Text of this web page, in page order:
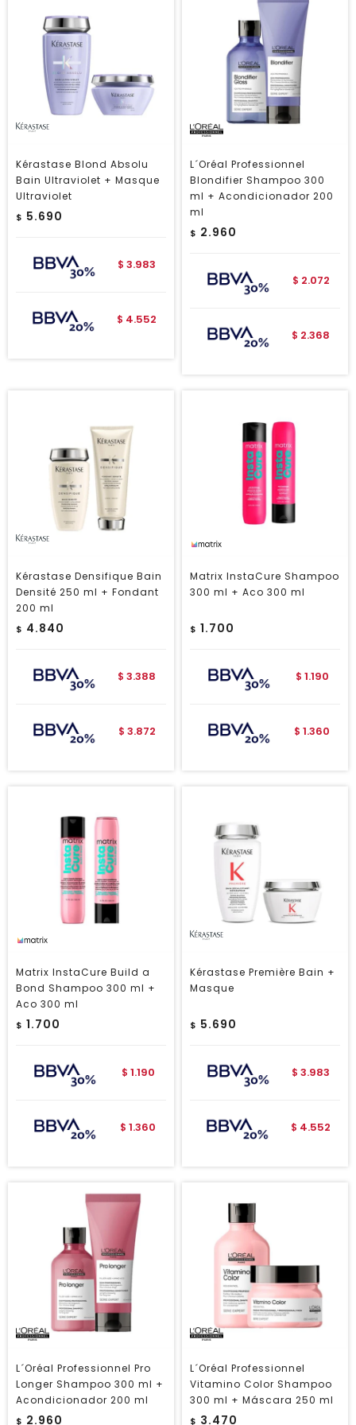
Kérastase Blond Absolu
Bain Ultraviolet + Masque
Ultraviolet
$ 5.690
$ 3.983
$ 4.552
L´Oréal Professionnel
Blondifier Shampoo 300
ml + Acondicionador 200
ml
$ 2.960
$ 2.072
$ 2.368
Kérastase Densifique Bain
Densité 250 ml + Fondant
200 ml
$ 4.840
$ 3.388
$ 3.872
Matrix InstaCure Shampoo
300 ml + Aco 300 ml
$ 1.700
$ 1.190
$ 1.360
Matrix InstaCure Build a
Bond Shampoo 300 ml +
Aco 300 ml
$ 1.700
$ 1.190
$ 1.360
Kérastase Première Bain +
Masque
$ 5.690
$ 3.983
$ 4.552
L´Oréal Professionnel Pro
Longer Shampoo 300 ml +
Acondicionador 200 ml
$ 2.960
L´Oréal Professionnel
Vitamino Color Shampoo
300 ml + Máscara 250 ml
$ 3.470